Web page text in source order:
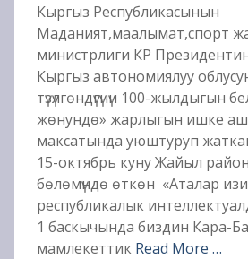
Кыргыз Республикасынын
Маданият,маалымат,спорт
министрлиги КР
Кыргыз автономиялуу
түзүлгөндүгүнүн 100-жылдыгын
жөнундө» жарлыгын ишке
максатында уюштуруп
15-октябрь куну Жайыл
бөлөмүндө өткөн «Аталар
республикалык
1 баскычында биздин Кара-
мамлекеттик Read More …